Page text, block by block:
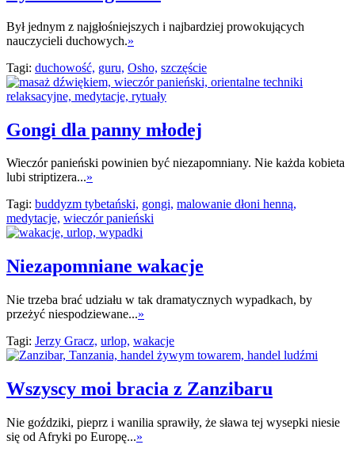
Był jednym z najgłośniejszych i najbardziej prowokujących
nauczycieli duchowych.»
Tagi: duchowość, guru, Osho, szczęście
Gongi dla panny młodej
Wieczór panieński powinien być niezapomniany. Nie każda kobieta
lubi striptizera...»
Tagi: buddyzm tybetański, gongi, malowanie dłoni henną,
medytacje, wieczór panieński
Niezapomniane wakacje
Nie trzeba brać udziału w tak dramatycznych wypadkach, by
przeżyć niespodziewane...»
Tagi: Jerzy Gracz, urlop, wakacje
Wszyscy moi bracia z Zanzibaru
Nie goździki, pieprz i wanilia sprawiły, że sława tej wysepki niesie
się od Afryki po Europę...»